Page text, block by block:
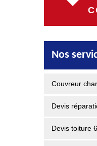
Nos
Couvreur
Devis
Devis toiture